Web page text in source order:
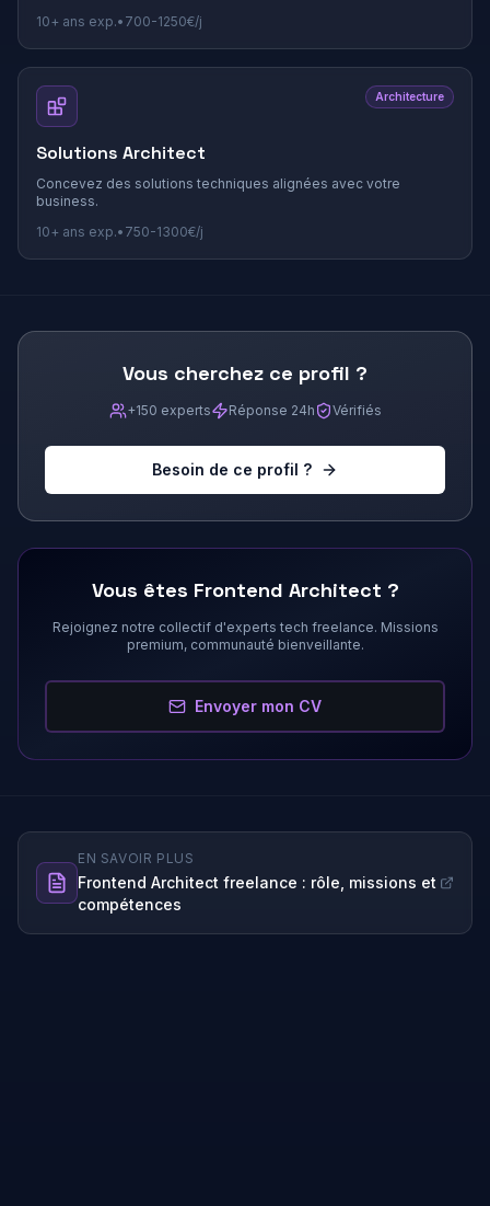
10+ ans exp.• 700-1250€/j
Architecture
Solutions Architect
Concevez des solutions techniques alignées avec votre
business.
10+ ans exp.• 750-1300€/j
Vous cherchez ce profil ?
+150 experts Réponse 24h Vérifiés
Besoin de ce profil ?
Vous êtes Frontend Architect ?
Rejoignez notre collectif d'experts tech freelance. Missions
premium, communauté bienveillante.
Envoyer mon CV
EN SAVOIR PLUS
Frontend Architect freelance : rôle, missions et
compétences